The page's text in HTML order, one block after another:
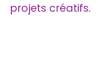
projets créatifs.